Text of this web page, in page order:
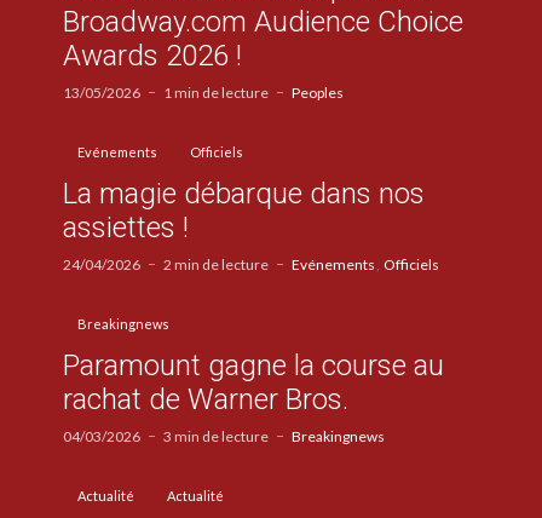
Broadway.com Audience Choice
Awards 2026 !
13/05/2026 1 min de lecture Peoples
Evénements Officiels
La magie débarque dans nos
assiettes !
24/04/2026 2 min de lecture Evénements Officiels
Breakingnews
Paramount gagne la course au
rachat de Warner Bros.
04/03/2026 3 min de lecture Breakingnews
Actualité Actualité